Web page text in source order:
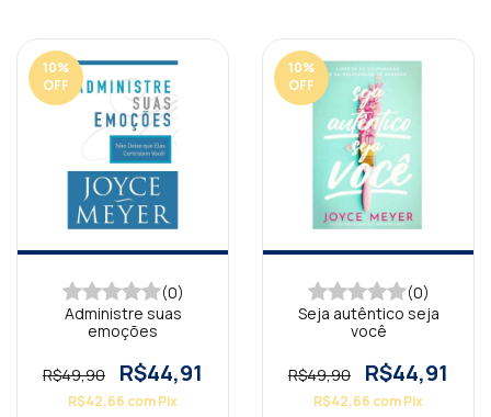
10%
OFF
(0)
Administre suas
emoções
R$49,90 R$44,91
R$42,66 comPix
10%
OFF
(0)
Seja autêntico seja
você
R$49,90 R$44,91
R$42,66 comPix